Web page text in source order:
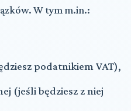
W tym m.in.:
podatnikiem VAT),
(jeśli będziesz z niej